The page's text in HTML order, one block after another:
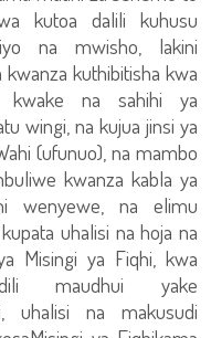
kutoa dalili kuhusu
na mwisho, lakini
kuthibitisha kwa
kwake na sahihi ya
wingi, na kujua jinsi ya
(ufunuo), na mambo
kwanza kabla ya
wenyewe, na elimu
uhalisi na hoja na
Misingi ya Fiqhi, kwa
maudhui yake
uhalisi na makusudi